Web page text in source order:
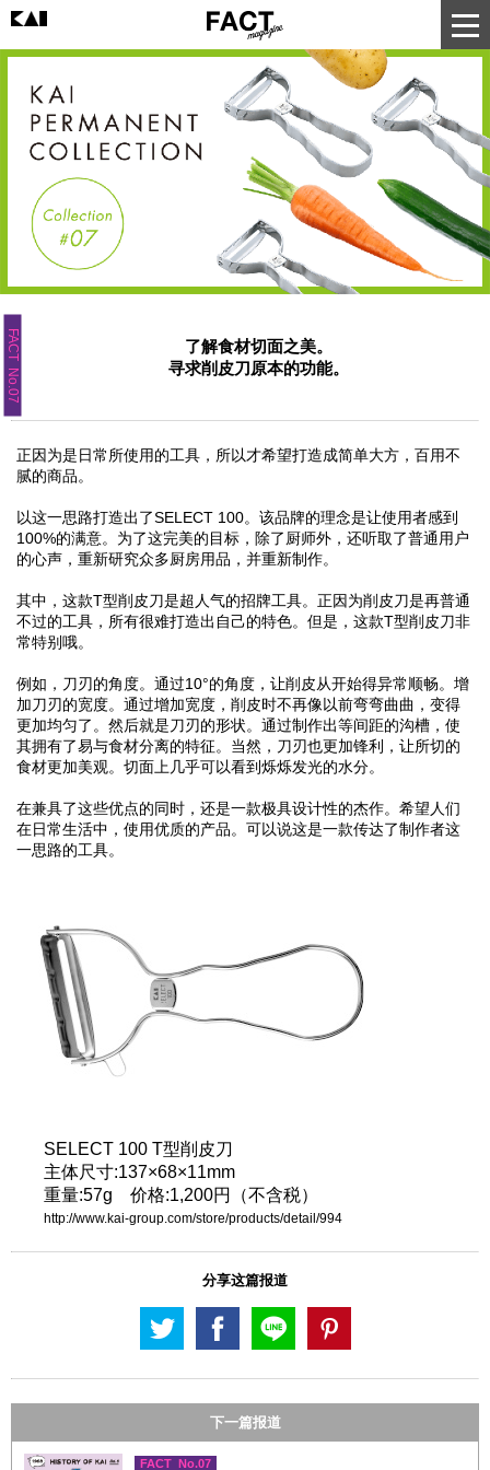
FACT No.07
了解食材切面之美。
寻求削皮刀原本的功能。
正因为是日常所使用的工具，所以才希望打造成简单大方，百用不
腻的商品。
以这一思路打造出了SELECT 100。该品牌的理念是让使用者感到
100%的满意。为了这完美的目标，除了厨师外，还听取了普通用户
的心声，重新研究众多厨房用品，并重新制作。
其中，这款T型削皮刀是超人气的招牌工具。正因为削皮刀是再普通
不过的工具，所有很难打造出自己的特色。但是，这款T型削皮刀非
常特别哦。
例如，刀刃的角度。通过10°的角度，让削皮从开始得异常顺畅。增
加刀刃的宽度。通过增加宽度，削皮时不再像以前弯弯曲曲，变得
更加均匀了。然后就是刀刃的形状。通过制作出等间距的沟槽，使
其拥有了易与食材分离的特征。当然，刀刃也更加锋利，让所切的
食材更加美观。切面上几乎可以看到烁烁发光的水分。
在兼具了这些优点的同时，还是一款极具设计性的杰作。希望人们
在日常生活中，使用优质的产品。可以说这是一款传达了制作者这
一思路的工具。
SELECT 100 T型削皮刀
主体尺寸:137×68×11mm
重量:57g 价格:1,200円（不含税）
http://www.kai-group.com/store/products/detail/994
分享这篇报道
下一篇报道
FACT No.07